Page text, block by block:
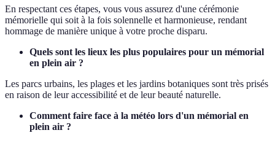
En respectant ces étapes, vous vous assurez d'une cérémonie
mémorielle qui soit à la fois solennelle et harmonieuse, rendant
hommage de manière unique à votre proche disparu.
Quels sont les lieux les plus populaires pour un mémorial
en plein air ?
Les parcs urbains, les plages et les jardins botaniques sont très prisés
en raison de leur accessibilité et de leur beauté naturelle.
Comment faire face à la météo lors d'un mémorial en
plein air ?